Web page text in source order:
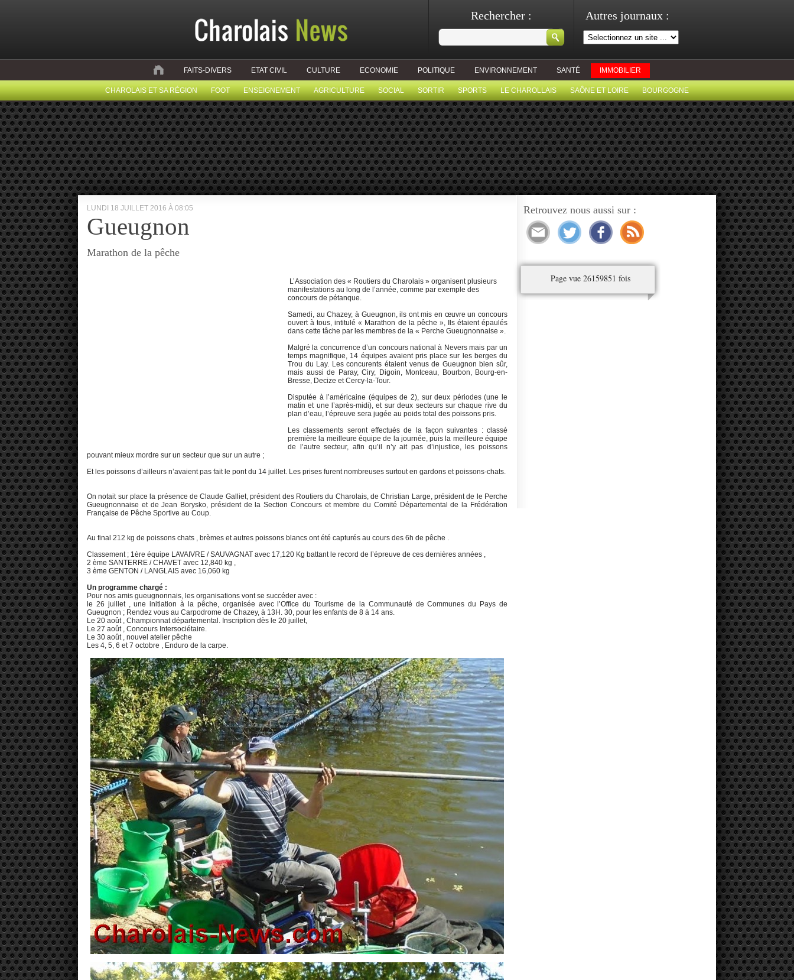
Autres journaux :
Rechercher :
FAITS-DIVERS ETAT CIVIL CULTURE ECONOMIE POLITIQUE ENVIRONNEMENT SANTÉ IMMOBILIER
CHAROLAIS ET SA RÉGION FOOT ENSEIGNEMENT AGRICULTURE SOCIAL SORTIR SPORTS LE CHAROLLAIS SAÔNE ET LOIRE BOURGOGNE
LUNDI 18 JUILLET 2016 À 08:05
Gueugnon
Marathon de la pêche
L’Association des « Routiers du Charolais » organisent plusieurs
manifestations au long de l’année, comme par exemple des
concours de pétanque.
Samedi, au Chazey, à Gueugnon, ils ont mis en œuvre un concours
ouvert à tous, intitulé « Marathon de la pêche », Ils étaient épaulés
dans cette tâche par les membres de la « Perche Gueugnonnaise ».
Malgré la concurrence d’un concours national à Nevers mais par un
temps magnifique, 14 équipes avaient pris place sur les berges du
Trou du Lay. Les concurents étaient venus de Gueugnon bien sûr,
mais aussi de Paray, Ciry, Digoin, Montceau, Bourbon, Bourg-en-
Bresse, Decize et Cercy-la-Tour.
Disputée à l’américaine (équipes de 2), sur deux périodes (une le
matin et une l’après-midi), et sur deux secteurs sur chaque rive du
plan d’eau, l’épreuve sera jugée au poids total des poissons pris.
Les classements seront effectués de la façon suivantes : classé
première la meilleure équipe de la journée, puis la meilleure équipe
de l’autre secteur, afin qu’il n’y ait pas d’injustice, les poissons
pouvant mieux mordre sur un secteur que sur un autre ;
Et les poissons d’ailleurs n’avaient pas fait le pont du 14 juillet. Les prises furent nombreuses surtout en gardons et poissons-chats.
On notait sur place la présence de Claude Galliet, président des Routiers du Charolais, de Christian Large, président de le Perche
Gueugnonnaise et de Jean Borysko, président de la Section Concours et membre du Comité Départemental de la Frédération
Française de Pêche Sportive au Coup.
Au final 212 kg de poissons chats , brèmes et autres poissons blancs ont été capturés au cours des 6h de pêche .
Classement ; 1ère équipe LAVAIVRE / SAUVAGNAT avec 17,120 Kg battant le record de l’épreuve de ces dernières années ,
2 ème SANTERRE / CHAVET avec 12,840 kg ,
3 ème GENTON / LANGLAIS avec 16,060 kg
Un programme chargé :
Pour nos amis gueugnonnais, les organisations vont se succéder avec :
le 26 juillet , une initiation à la pêche, organisée avec l’Office du Tourisme de la Communauté de Communes du Pays de
Gueugnon ; Rendez vous au Carpodrome de Chazey, à 13H. 30, pour les enfants de 8 à 14 ans.
Le 20 août , Championnat départemental. Inscription dès le 20 juillet,
Le 27 août , Concours Intersociétaire.
Le 30 août , nouvel atelier pêche
Les 4, 5, 6 et 7 octobre , Enduro de la carpe.
Retrouvez nous aussi sur :
Page vue 26159851 fois